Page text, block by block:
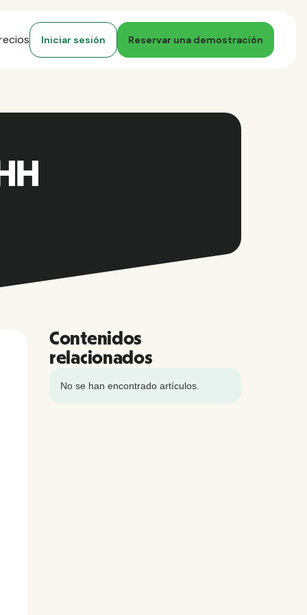
Iniciar sesión Reservar una demostración
Contenidos
relacionados
No se han encontrado artículos.